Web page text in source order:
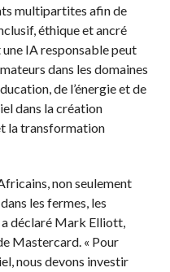
multipartites afin de
éthique et ancré
IA responsable peut
dans les domaines
de l’énergie et de
dans la création
la transformation
non seulement
les fermes, les
a déclaré Mark Elliott,
Mastercard. « Pour
nous devons investir